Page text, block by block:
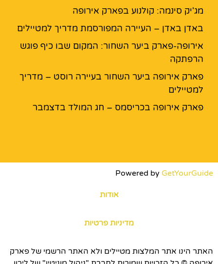
מג'יק סינמה: קולנוע בפארק אירופה
באדן באדן – העיירה המפורסמת מדריך למטיילים
אירופה-פארק ביער השחור: המקום שבו כיף פוגש
הרפתקה
פארק אירופה ביער השחור בעיירה רוסט – מדריך
למטיילים
פארק אירופה בכריסמס – חג המולד בדצמבר
Powered by GetYourGuide
אודות
מדיניות פרטיות
האתר הינו אתר המלצות מטיילים ולא האתר הרשמי של פארק